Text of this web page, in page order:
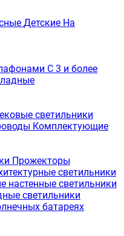
Детские На
С 3 и более
светильники
Комплектующие
Прожекторы
светильники
настенные светильники
светильники
батареях